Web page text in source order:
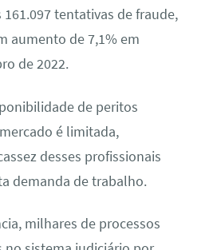
tentativas de fraude,
aumento de 7,1% em
de 2022.
de peritos
é limitada,
desses profissionais
demanda de trabalho.
milhares de processos